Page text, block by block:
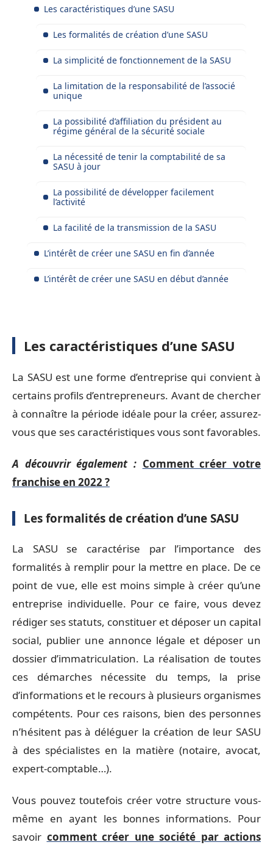
Les caractéristiques d’une SASU
Les formalités de création d’une SASU
La simplicité de fonctionnement de la SASU
La limitation de la responsabilité de l’associé
unique
La possibilité d’affiliation du président au
régime général de la sécurité sociale
La nécessité de tenir la comptabilité de sa
SASU à jour
La possibilité de développer facilement
l’activité
La facilité de la transmission de la SASU
L’intérêt de créer une SASU en fin d’année
L’intérêt de créer une SASU en début d’année
Les caractéristiques d’une SASU
La SASU est une forme d’entreprise qui convient à
certains profils d’entrepreneurs. Avant de chercher
à connaître la période idéale pour la créer, assurez-
vous que ses caractéristiques vous sont favorables.
A découvrir également : Comment créer votre
franchise en 2022 ?
Les formalités de création d’une SASU
La SASU se caractérise par l’importance des
formalités à remplir pour la mettre en place. De ce
point de vue, elle est moins simple à créer qu’une
entreprise individuelle. Pour ce faire, vous devez
rédiger ses statuts, constituer et déposer un capital
social, publier une annonce légale et déposer un
dossier d’immatriculation. La réalisation de toutes
ces démarches nécessite du temps, la prise
d’informations et le recours à plusieurs organismes
compétents. Pour ces raisons, bien des personnes
n’hésitent pas à déléguer la création de leur SASU
à des spécialistes en la matière (notaire, avocat,
expert-comptable…).
Vous pouvez toutefois créer votre structure vous-
même en ayant les bonnes informations. Pour
savoir comment créer une société par actions